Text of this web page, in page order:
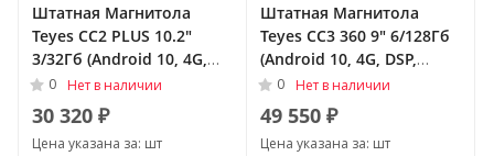
Штатная Магнитола
Teyes CC2 PLUS 10.2"
3/32Гб (Android 10, 4G,
DSP, QLed) для
Volkswagen Tiguan II 2016
- 2021 Тип-A
0 Нет в наличии
30 320 ₽
Цена указана за: шт
Штатная Магнитола
Teyes CC3 360 9" 6/128Гб
(Android 10, 4G, DSP,
QLed) - круговой обзор
для Volkswagen Tiguan I
2007 - 2011 Тип-F2
0 Нет в наличии
49 550 ₽
Цена указана за: шт